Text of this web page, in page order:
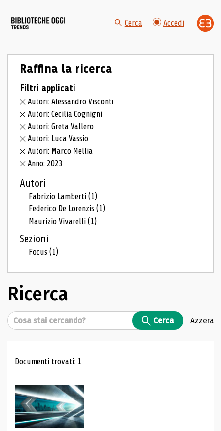
Cerca Accedi
Raffina la ricerca
Filtri applicati
Autori: Alessandro Visconti
Autori: Cecilia Cognigni
Autori: Greta Vallero
Autori: Luca Vassio
Autori: Marco Mellia
Anno: 2023
Autori
Fabrizio Lamberti(1)
Federico De Lorenzis(1)
Maurizio Vivarelli(1)
Sezioni
Focus(1)
Ricerca
Cerca Cerca Azzera
Risultati di ricerca
Documenti trovati: 1